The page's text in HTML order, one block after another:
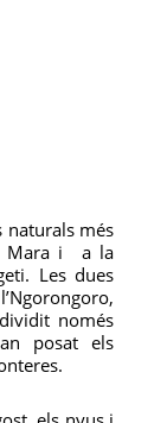
naturals més
Mara i a la
Les dues
només
posat els